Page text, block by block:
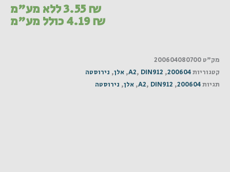
3.55₪ ללא מע"מ
4.19₪ כולל מע"מ
מק"ט 200604080700
קטגוריות200604
,
A2, DIN912
, אלן, נירוסטה
תגיות200604
,
A2, DIN912
, אלן, נירוסטה